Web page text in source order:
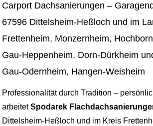
Carport Dachsanierungen –
67596 Dittelsheim-Heßloch und im
Frettenheim, Monzernheim,
Gau-Heppenheim, Dorn-Dürkheim
Gau-Odernheim, Hangen-Weisheim
Professionalität durch Tradition –
arbeitetSpodarek
Dittelsheim-Heßloch und im Kreis